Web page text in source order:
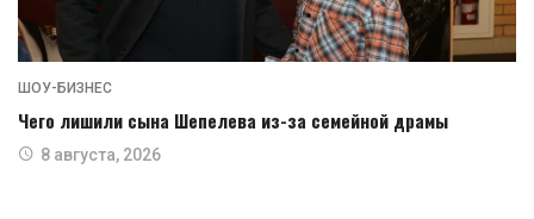
ШОУ-БИЗНЕС
Чего лишили сына Шепелева из-за семейной драмы
8 августа, 2026